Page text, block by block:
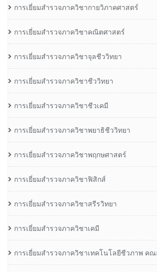
การเยี่ยมสำรวจภาควิชากายวิภาคศาสตร์
การเยี่ยมสำรวจภาควิชาคณิตศาสตร์
การเยี่ยมสำรวจภาควิชาจุลชีววิทยา
การเยี่ยมสำรวจภาควิชาชีววิทยา
การเยี่ยมสำรวจภาควิชาชีวเคมี
การเยี่ยมสำรวจภาควิชาพยาธิชีววิทยา
การเยี่ยมสำรวจภาควิชาพฤกษศาสตร์
การเยี่ยมสำรวจภาควิชาฟิสิกส์
การเยี่ยมสำรวจภาควิชาสรีรวิทยา
การเยี่ยมสำรวจภาควิชาเคมี
การเยี่ยมสำรวจภาควิชาเทคโนโลยีชีวภาพ ค